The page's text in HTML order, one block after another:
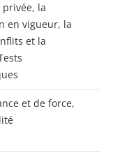
la
en vigueur, la
et la
et de force,